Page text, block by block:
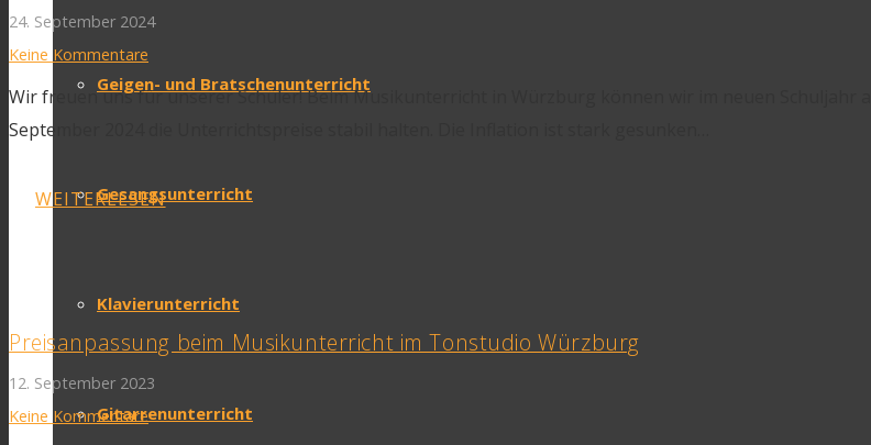
Geigen- und Bratschenunterricht
Gesangsunterricht
Klavierunterricht
Gitarrenunterricht
24. September 2024
Keine Kommentare
Wir freuen uns für unserer Schüler! Beim Musikunterricht in Würzburg können wir im neuen Schuljahr ab
September 2024 die Unterrichtspreise stabil halten. Die Inflation ist stark gesunken…
WEITERLESEN
Preisanpassung beim Musikunterricht im Tonstudio Würzburg
12. September 2023
Keine Kommentare